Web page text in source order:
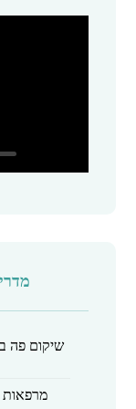
שיקום פה
מרפאות